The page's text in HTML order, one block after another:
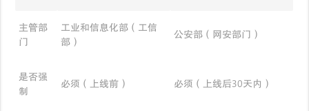
主管部
门
工业和信息化部（工信
部）
公安部（网安部门）
是否强
制
必须（上线前） 必须（上线后30天内）